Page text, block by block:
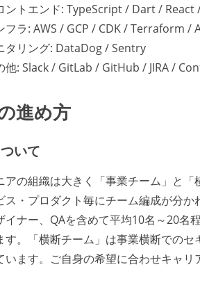
ントエンド: TypeScript / Dart /
フラ: AWS / GCP / CDK / Terraform /
タリング: DataDog / Sentry
他: Slack / GitLab / GitHub / JIRA /
進め方
いて
アの組織は大きく「事業チーム」と
ス・プロダクト毎にチーム編成が分
イナー、QAを含めて平均10名～20名
す。「横断チーム」は事業横断での
います。ご自身の希望に合わせキャリ